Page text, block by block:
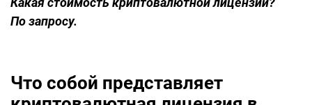
По запросу.
Что собой представляет